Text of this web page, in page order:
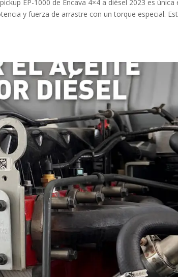
EP-1000 de Encava 4×4 a diésel 2023 es única
y fuerza de arrastre con un torque especial.